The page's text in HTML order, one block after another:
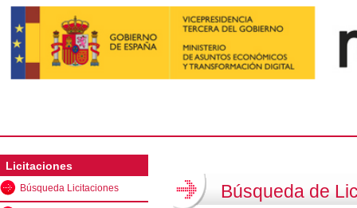
Licitaciones
Búsqueda Licitaciones Búsqueda de